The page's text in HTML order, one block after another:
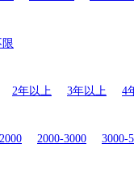
限
2年以上 3年以上 4
2000-3000 3000-